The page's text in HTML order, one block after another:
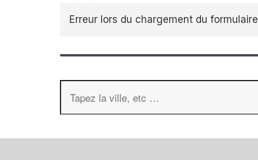
Erreur lors du chargement du formulaire